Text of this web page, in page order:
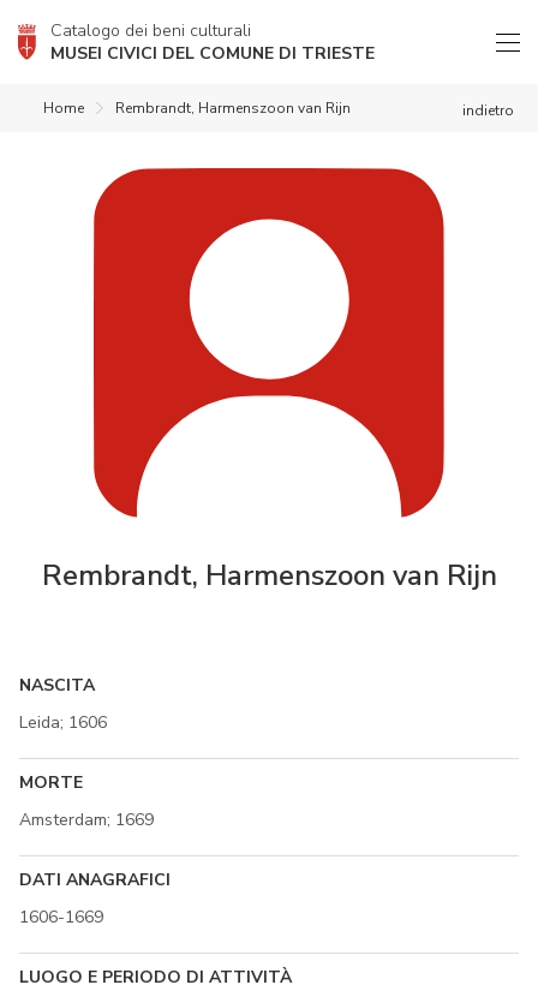
Catalogo dei beni culturali
MUSEI CIVICI DEL COMUNE DI TRIESTE
indietro
Home Rembrandt, Harmenszoon van Rijn
Rembrandt, Harmenszoon van Rijn
NASCITA
Leida; 1606
MORTE
Amsterdam; 1669
DATI ANAGRAFICI
1606-1669
LUOGO E PERIODO DI ATTIVITÀ